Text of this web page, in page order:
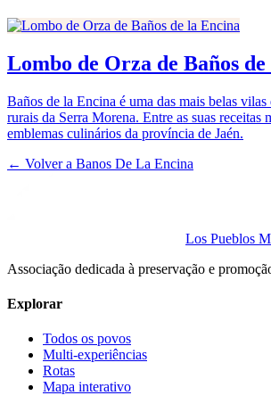
Lombo de Orza de Baños
Baños de la Encina é uma das mais belas
rurais da Serra Morena. Entre as suas
emblemas culinários da província de Jaén.
← Volver a Banos De La Encina
Los Pueblos
Associação dedicada à preservação e
Explorar
Todos os povos
Multi-experiências
Rotas
Mapa interativo